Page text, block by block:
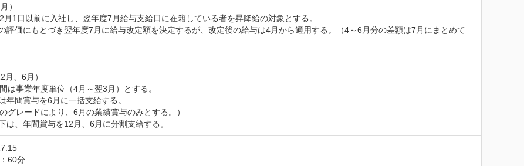
）
1日以前に入社し、翌年度7月給与支給日に在籍している者を昇降給の対象とする。
評価にもとづき翌年度7月に給与改定額を決定するが、改定後の給与は4月から適用する。（4～6月分の差額は7月にまとめて
月、6月）
は事業年度単位（4月～翌3月）とする。
年間賞与を6月に一括支給する。
のグレードにより、6月の業績賞与のみとする。）
は、年間賞与を12月、6月に分割支給する。
60分